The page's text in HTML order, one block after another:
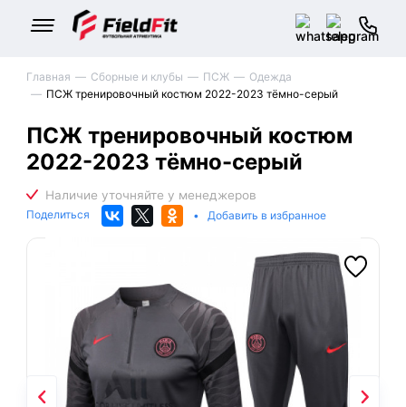
Главная Сборные и клубы ПСЖ
Одежда
ПСЖ тренировочный костюм 2022-2023 тёмно-серый
ПСЖ тренировочный костюм
2022-2023 тёмно-серый
Поделиться • Добавить в избранное